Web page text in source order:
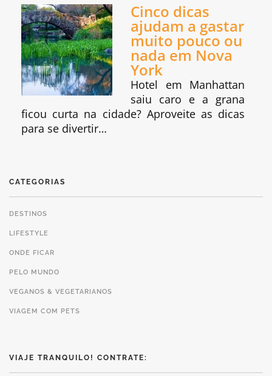
Cinco dicas
ajudam a gastar
muito pouco ou
nada em Nova
York
Hotel em Manhattan
saiu caro e a grana
ficou curta na cidade? Aproveite as dicas
para se divertir…
CATEGORIAS
DESTINOS
LIFESTYLE
ONDE FICAR
PELO MUNDO
VEGANOS & VEGETARIANOS
VIAGEM COM PETS
VIAJE TRANQUILO! CONTRATE: